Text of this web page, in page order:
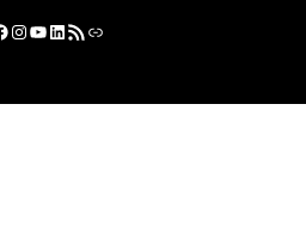
Instagram
YouTube
LinkedIn
RSS 資訊提供連結